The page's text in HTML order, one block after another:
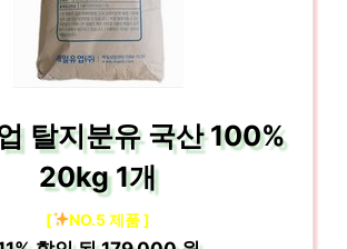
탈지분유 국산 100%
20kg 1개
[ NO.5 제품 ]